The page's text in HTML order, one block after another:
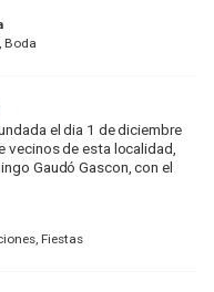
Boda
el dia 1 de diciembre
vecinos de esta localidad,
Gaudó Gascon, con el
Fiestas